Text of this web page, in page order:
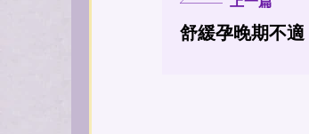
舒緩孕晚期不